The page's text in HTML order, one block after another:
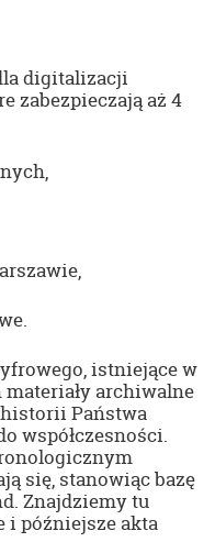
digitalizacji
zabezpieczają aż 4
istniejące w
archiwalne
Państwa
współczesności.
się, stanowiąc bazę
Znajdziemy tu
i późniejsze akta